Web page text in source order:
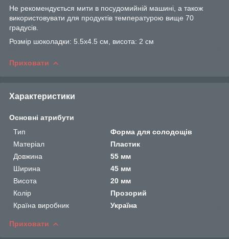
Не рекомендується мити в посудомийній машині, а також
використовувати для продуктів температурою вище 70
градусів.
Розмір шоколадки: 5.5х4.5 см, висота: 2 см
Приховати
Характеристики
Основні атрибути
Тип
Форма для солодощів
Матеріал
Пластик
Довжина
55 мм
Ширина
45 мм
Висота
20 мм
Колір
Прозорий
Країна виробник
Україна
Приховати